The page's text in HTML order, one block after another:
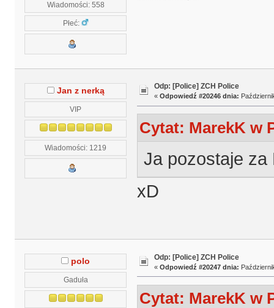
Wiadomości: 558
Płeć:
Jan z nerką
VIP
Wiadomości: 1219
Odp: [Police] ZCH Police
« Odpowiedź #20246 dnia:
Cytat: MarekK w
Ja pozostaje za
xD
polo
Gaduła
Odp: [Police] ZCH Police
« Odpowiedź #20247 dnia:
Cytat: MarekK w